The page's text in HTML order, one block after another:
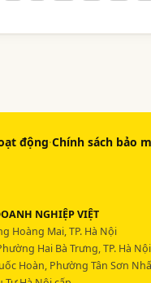
động·Chính sách bảo
NGHIỆP VIỆT
Hoàng Mai, TP. Hà Nội
Hai Bà Trưng, TP. Hà Nội
Hoàn, Phường Tân Sơn